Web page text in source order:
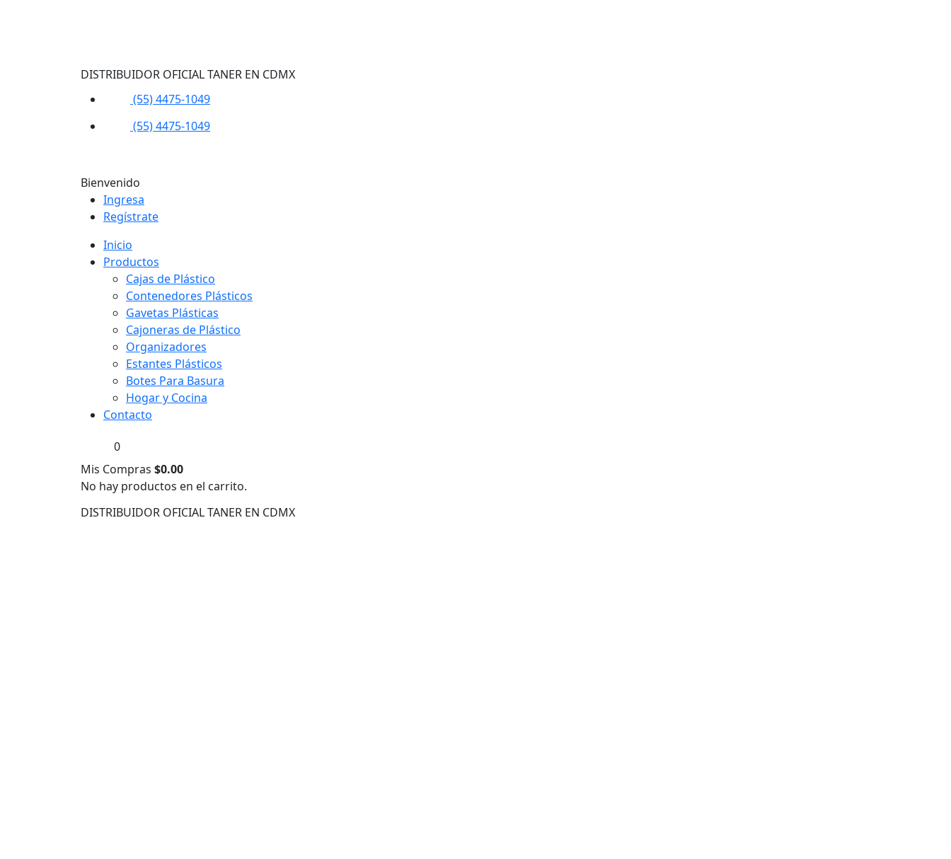
DISTRIBUIDOR OFICIAL TANER EN CDMX
(55) 4475-1049
(55) 4475-1049
Bienvenido
Ingresa
Regístrate
Inicio
Productos
Cajas de Plástico
Contenedores Plásticos
Gavetas Plásticas
Cajoneras de Plástico
Organizadores
Estantes Plásticos
Botes Para Basura
Hogar y Cocina
Contacto
0
Mis Compras $0.00
No hay productos en el carrito.
DISTRIBUIDOR OFICIAL TANER EN CDMX